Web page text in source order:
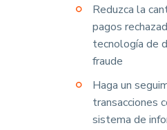
Reduzca la
pagos
tecnología de
fraude
Haga un
transacciones
sistema de